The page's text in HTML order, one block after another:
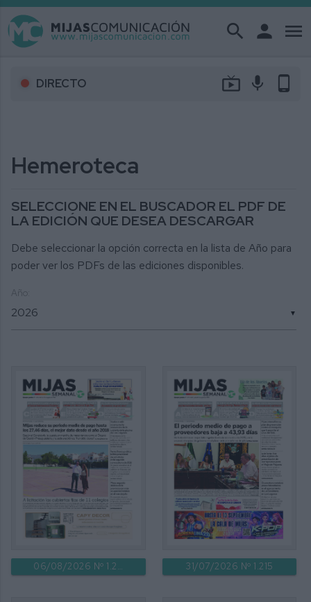
search person menu
DIRECTO live_tv mic phone_android
Hemeroteca
SELECCIONE EN EL BUSCADOR EL PDF DE
LA EDICIÓN QUE DESEA DESCARGAR
Debe seleccionar la opción correcta en la lista de Año para
poder ver los PDFs de las ediciones disponibles.
▼
Año:
06/08/2026 Nº 1.216 31/07/2026 Nº 1.215